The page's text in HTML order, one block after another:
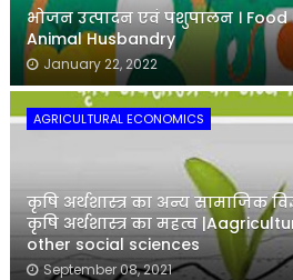
भोजन उत्पादन एवं पशुपालन ।
Animal Husbandry
January 22, 2022
AGRICULTURAL ECONOMICS
कृषि अर्थशास्त्र का अन्य सामाजिक
कृषि अर्थशास्त्र का महत्व
other social sciences
September 08, 2021